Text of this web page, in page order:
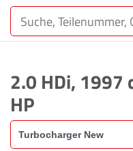
2.0 HDi, 1997
HP